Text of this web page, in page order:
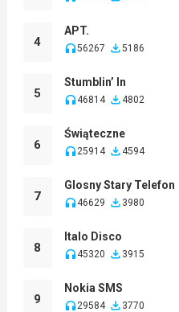
4
APT.
56267 5186
5
Stumblin’ In
46814 4802
6
Świąteczne
25914 4594
7
Glosny Stary Telefon
46629 3980
8
Italo Disco
45320 3915
9
Nokia SMS
29584 3770